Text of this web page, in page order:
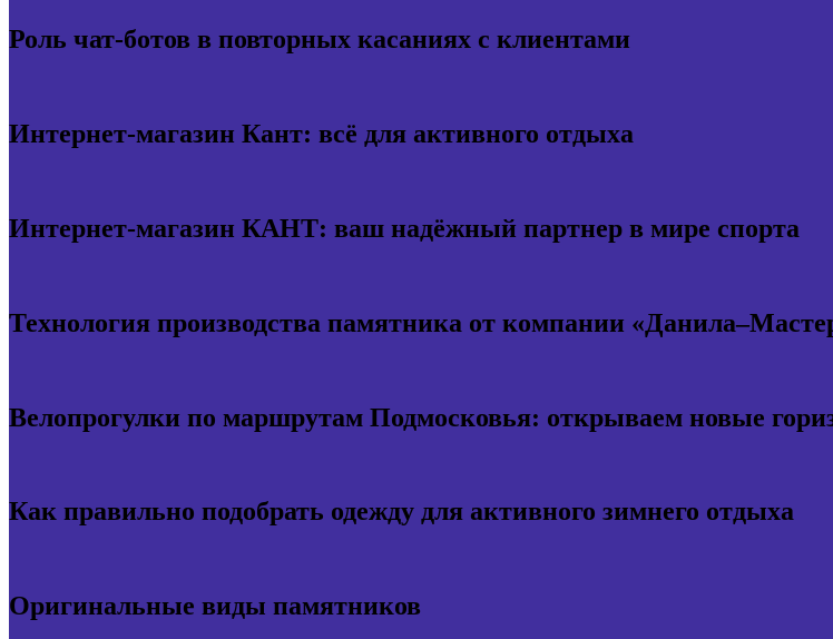
Роль чат-ботов в повторных касаниях с клиентами
Интернет-магазин Кант: всё для активного отдыха
Интернет-магазин КАНТ: ваш надёжный партнер в мире спорта
Технология производства памятника от компании
Велопрогулки по маршрутам Подмосковья: открываем новые
Как правильно подобрать одежду для активного зимнего отдыха
Оригинальные виды памятников